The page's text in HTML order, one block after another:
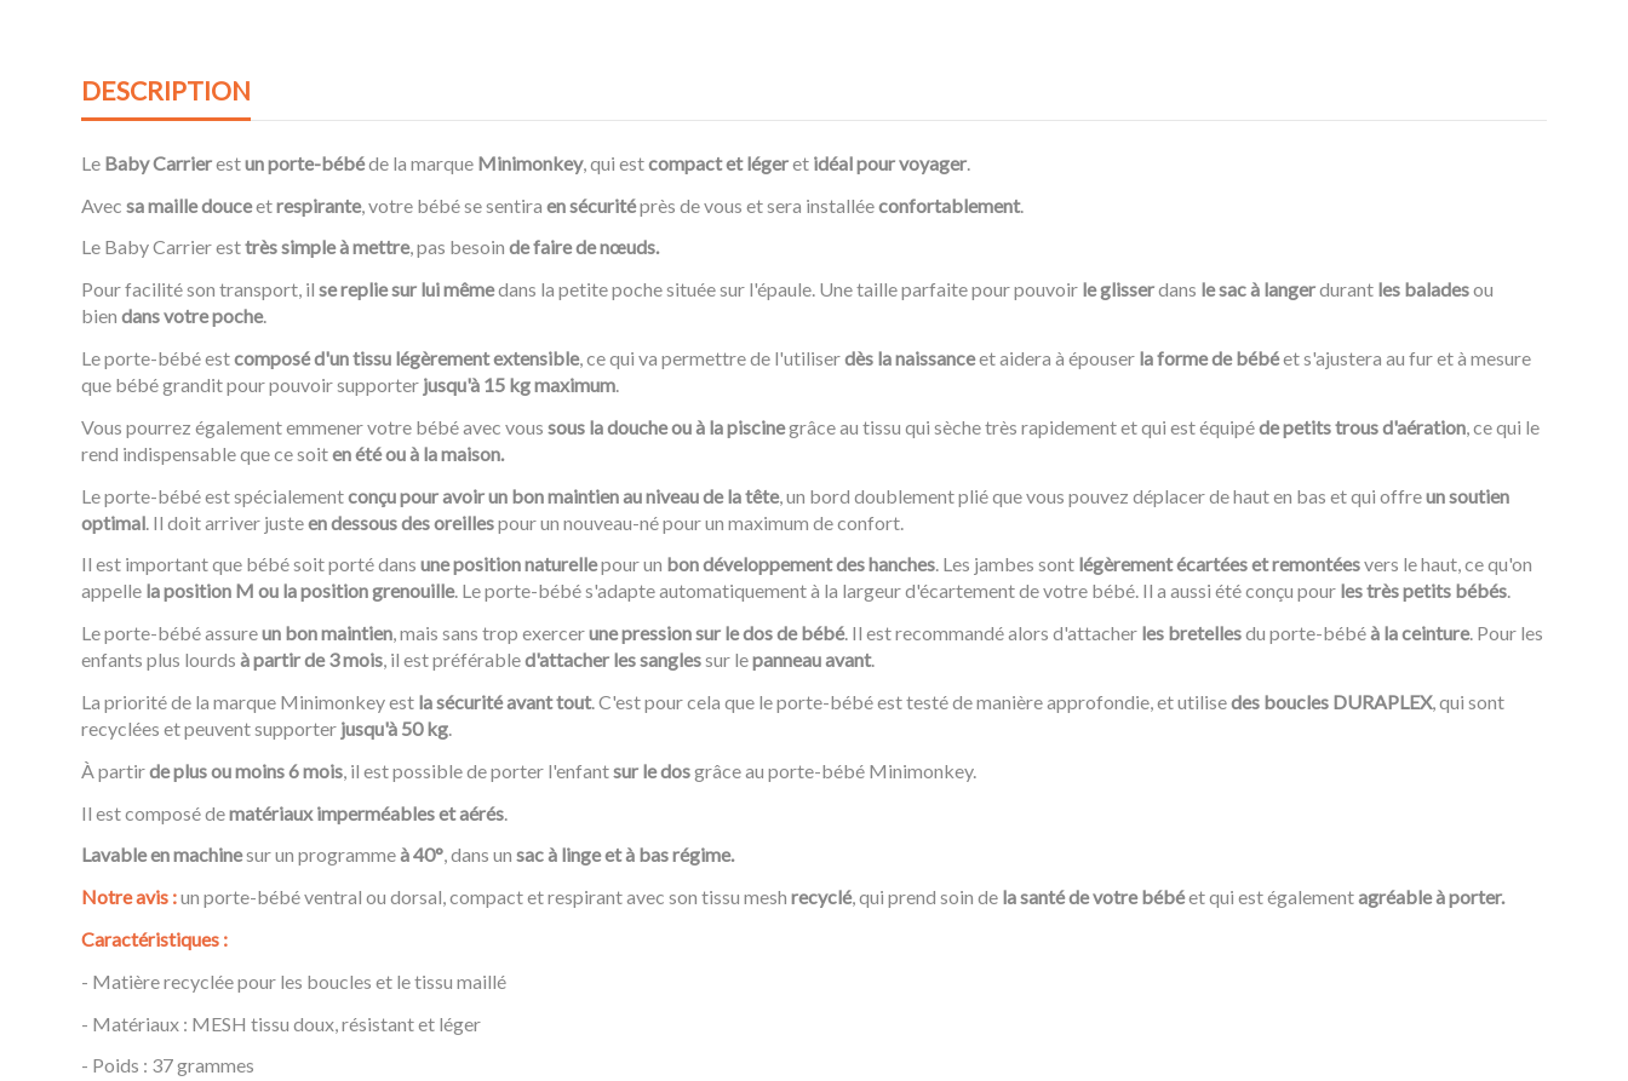
DESCRIPTION
Le Baby Carrierestun porte-bébéde la marque Minimonkey, qui estcompact et légeret idéal pour voyager.
Avec sa maille douceetrespirante, votre bébé se sentira en sécuritéprès de vous et sera installéeconfortablement.
Le Baby Carrier esttrès simple à mettre, pas besoin de faire de nœuds.
Pour facilité son transport, il se replie sur lui mêmedans la petite poche située sur l'épaule. Une taille parfaite pour pouvoir le glisserdans le sac à langerdurant les baladesou
bien dans votre poche.
Le porte-bébé estcomposé d'un tissu légèrement extensible, ce qui va permettre de l'utiliserdès la naissanceet aidera à épouser la forme de bébéet s'ajustera au fur et à mesure
que bébé grandit pour pouvoir supporter jusqu'à 15 kg maximum.
Vous pourrez également emmener votre bébé avec vous sous la douche ou à la piscinegrâce au tissu qui sèche très rapidement et qui est équipéde petits trous d'aération, ce qui le
rend indispensable que ce soiten été ou à la maison.
Le porte-bébé est spécialementconçu pour avoir un bon maintien au niveau de la tête, un bord doublement plié que vous pouvez déplacer de haut en bas et qui offreun soutien
optimal . Il doit arriver justeen dessous des oreillespour un nouveau-né pour un maximum de confort.
Il est important que bébé soit porté dans une position naturellepour un bon développement des hanches. Les jambes sont légèrement écartées et remontéesvers le haut, ce qu'on
appelle la position M ou la position grenouille. Le porte-bébé s'adapte automatiquement à la largeur d'écartement de votre bébé. Il a aussi été conçu pour les très petits bébés.
Le porte-bébé assureun bon maintien, mais sans trop exercerune pression sur le dos de bébé. Il est recommandé alors d'attacher les bretellesdu porte-bébéà la ceinture. Pour les
enfants plus lourds à partir de 3 mois, il est préférabled'attacher les sanglessur lepanneau avant.
La priorité de la marque Minimonkey est la sécurité avant tout. C'est pour cela que le porte-bébé est testé de manière approfondie, et utilisedes boucles DURAPLEX, qui sont
recyclées et peuvent supporter jusqu'à 50 kg.
À partirde plus ou moins 6 mois, il est possible de porter l'enfantsur le dosgrâce au porte-bébé Minimonkey.
Il est composé dematériaux imperméables et aérés
Lavable en machinesur un programmeà 40°, dans un sac à linge et à bas régime.
Notre avis :un porte-bébé ventral ou dorsal, compact et respirant avec son tissu mesh recyclé, qui prend soin de la santé de votre bébéet qui est égalementagréable à porter.
Caractéristiques :
- Matière recyclée pour les boucles et le tissu maillé
- Matériaux : MESH tissu doux, résistant et léger
- Poids : 37 grammes